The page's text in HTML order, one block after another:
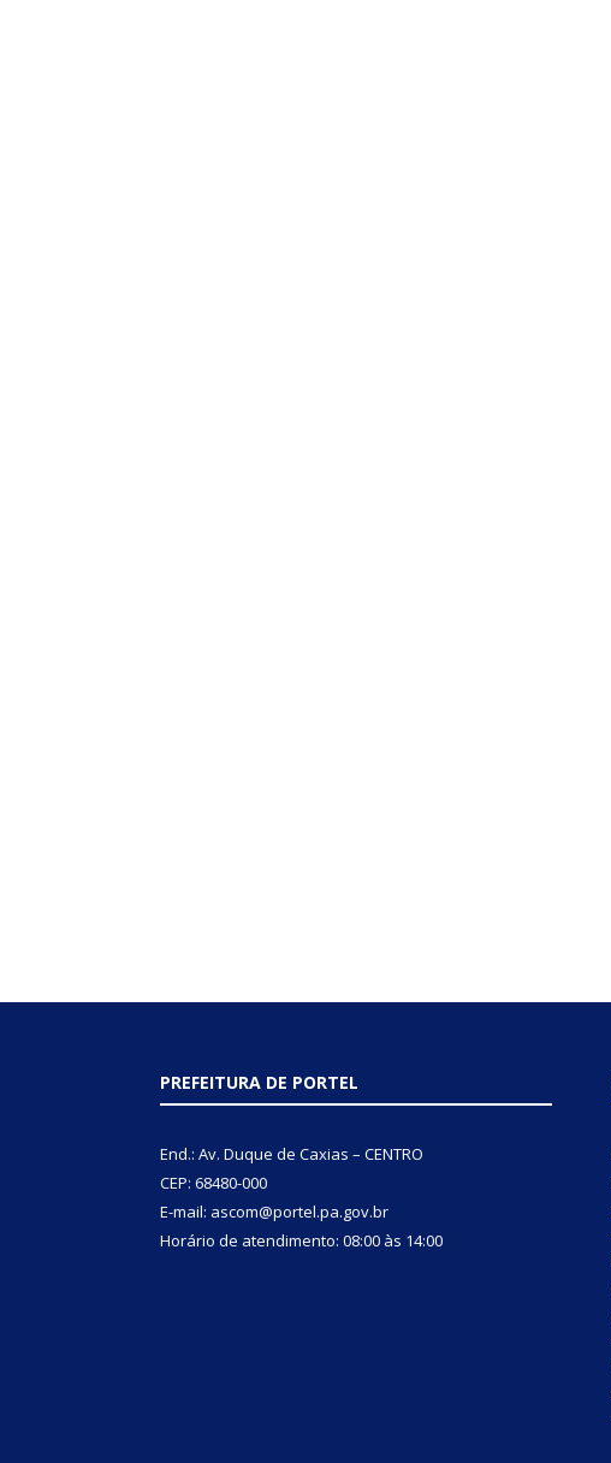
PREFEITURA DE PORTEL
End.: Av. Duque de Caxias – CENTRO
CEP: 68480-000
E-mail: ascom@portel.pa.gov.br
Horário de atendimento: 08:00 às 14:00